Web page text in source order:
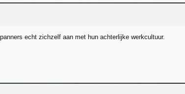
echt zichzelf aan met hun achterlijke werkcultuur.